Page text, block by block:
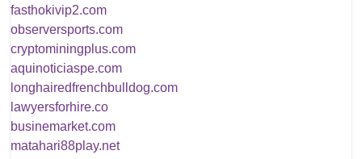
fasthokivip2.com
observersports.com
cryptominingplus.com
aquinoticiaspe.com
longhairedfrenchbulldog.com
lawyersforhire.co
businemarket.com
matahari88play.net